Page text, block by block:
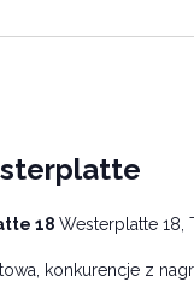
18 Westerplatte 18,
konkurencje z